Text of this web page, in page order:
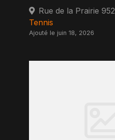
Rue de la Prairie
Tennis
Ajouté le juin 18, 2026